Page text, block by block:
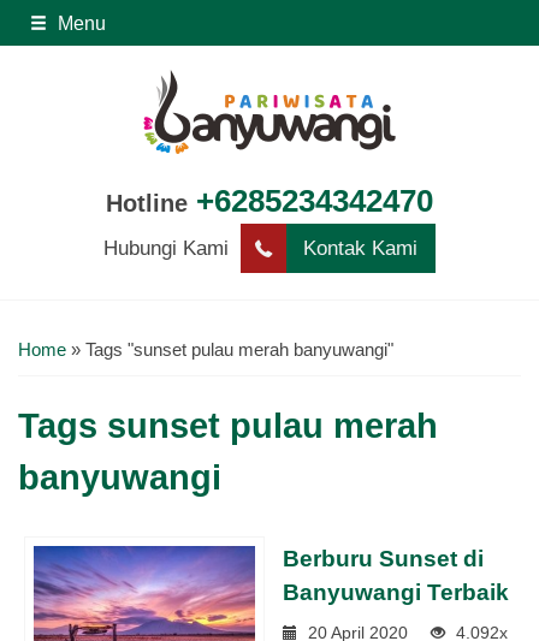
Menu
Hotline +6285234342470
Hubungi Kami Kontak Kami
Home » Tags "sunset pulau merah banyuwangi"
Tags sunset pulau merah
banyuwangi
Berburu Sunset di
Banyuwangi Terbaik
20 April 2020
4.092x